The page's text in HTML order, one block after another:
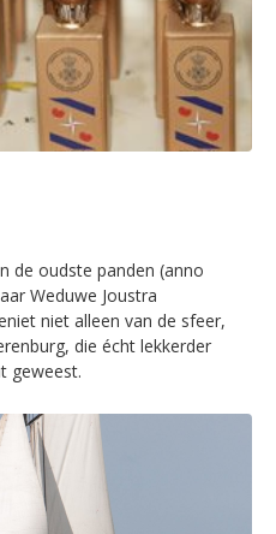
de oudste panden (anno
Weduwe Joustra
niet alleen van de sfeer,
die écht lekkerder
geweest.